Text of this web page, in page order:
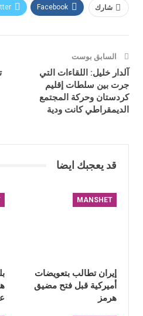
شارك Facebook
السابق بوست
آلدار خليل: اللقاءات التي
جرت بين سلطات إقليم
كردستان وحركة المجتمع
الديمقراطي كانت ودية
قد يعجبك ايضا
MANSHET
إيران تطالب بتعويضات
أميركية قبل فتح مضيق
هرمز